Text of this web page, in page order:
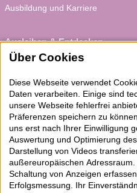
Ausbildung und Karriere
Ausleihen & Entdecken
Schaufenster
Empfehlungen
Bibliotheksausweis
Highlights
Veranstaltungen &
Veranstaltungsübersicht
Über Cookies
Diese Webseite verwendet
Daten verarbeiten. Einige sind
unsere Webseite fehlerfrei
Präferenzen speichern zu
uns erst nach Ihrer Einwilligung
Auswertung und Optimierung des
Darstellung von Videos
außereuropäischen
Schaltung von Anzeigen
Erfolgsmessung. Ihr